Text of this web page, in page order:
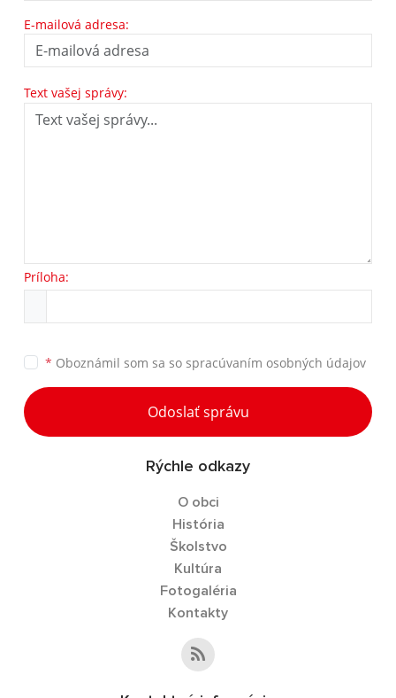
E-mailová adresa:
Text vašej správy:
Príloha:
* Oboznámil som sa so spracúvaním osobných údajov
Odoslať správu
Rýchle odkazy
O obci
História
Školstvo
Kultúra
Fotogaléria
Kontakty